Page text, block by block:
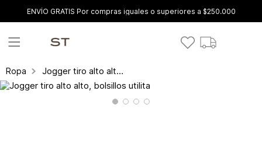
ENVÍO GRATIS Por compras iguales o superiores a $250.000
Ropa Jogger tiro alto alto, bolsillos utilita